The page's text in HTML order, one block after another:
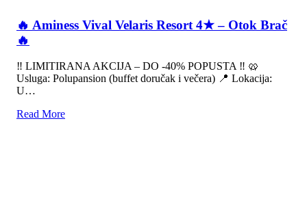
🔥 Aminess Vival Velaris Resort 4★ – Otok Brač
🔥
‼️ LIMITIRANA AKCIJA – DO -40% POPUSTA ‼️ 🥨
Usluga: Polupansion (buffet doručak i večera) 📍 Lokacija:
U…
Read More